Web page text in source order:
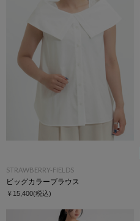
STRAWBERRY-FIELDS
ビッグカラーブラウス
￥15,400(税込)